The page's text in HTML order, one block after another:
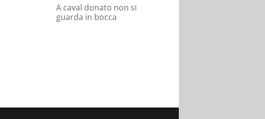
A caval donato non si
guarda in bocca